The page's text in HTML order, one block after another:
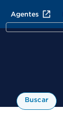
Agentes
Buscar